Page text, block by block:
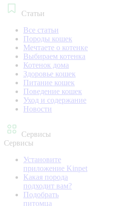
Статьи
Все статьи
Породы кошек
Мечтаете о котенке
Выбираем котенка
Котенок дома
Здоровье кошек
Питание кошек
Поведение кошек
Уход и содержание
Новости
Сервисы
Сервисы
Установите
приложение Kinpet
Какая порода
подходит вам?
Подобрать
питомца